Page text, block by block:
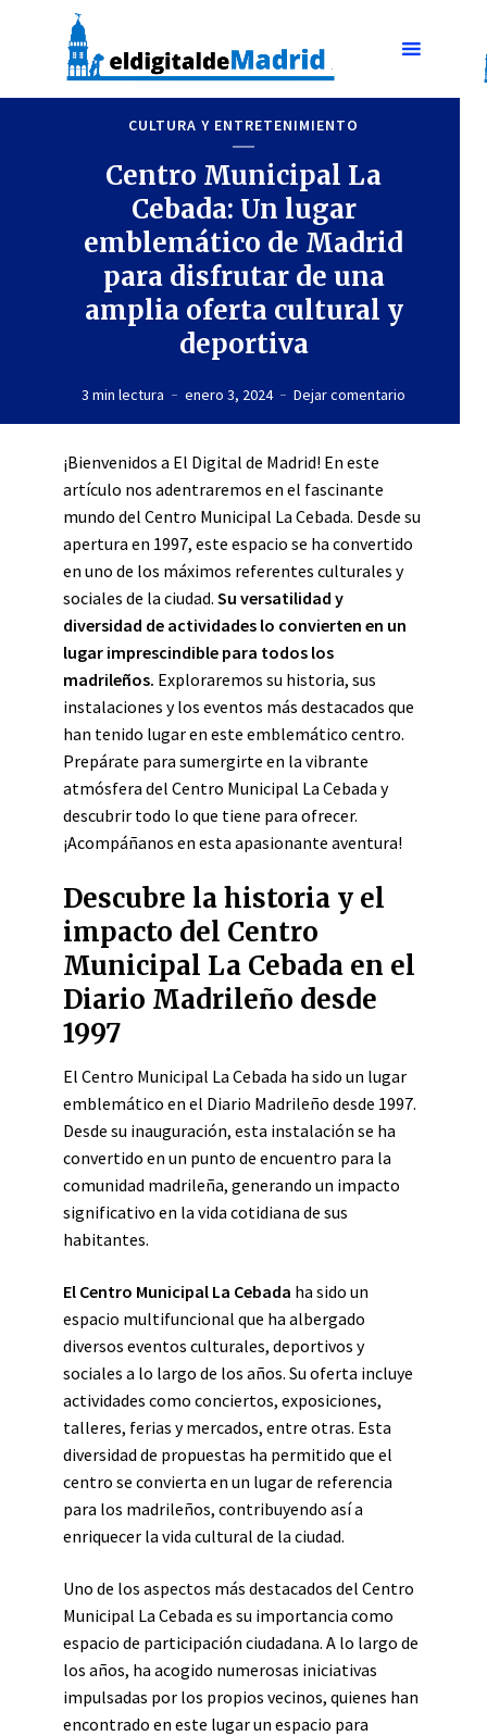
CULTURA Y ENTRETENIMIENTO
Centro Municipal La
Cebada: Un lugar
emblemático de Madrid
para disfrutar de una
amplia oferta cultural y
deportiva
3 min lectura enero 3, 2024 Dejar comentario
¡Bienvenidos a El Digital de Madrid! En este
artículo nos adentraremos en el fascinante
mundo del Centro Municipal La Cebada. Desde su
apertura en 1997, este espacio se ha convertido
en uno de los máximos referentes culturales y
sociales de la ciudad. Su versatilidad y
diversidad de actividades lo convierten en un
lugar imprescindible para todos los
madrileños. Exploraremos su historia, sus
instalaciones y los eventos más destacados que
han tenido lugar en este emblemático centro.
Prepárate para sumergirte en la vibrante
atmósfera del Centro Municipal La Cebada y
descubrir todo lo que tiene para ofrecer.
¡Acompáñanos en esta apasionante aventura!
Descubre la historia y el
impacto del Centro
Municipal La Cebada en el
Diario Madrileño desde
1997
El Centro Municipal La Cebada ha sido un lugar
emblemático en el Diario Madrileño desde 1997.
Desde su inauguración, esta instalación se ha
convertido en un punto de encuentro para la
comunidad madrileña, generando un impacto
significativo en la vida cotidiana de sus
habitantes.
El Centro Municipal La Cebada ha sido un
espacio multifuncional que ha albergado
diversos eventos culturales, deportivos y
sociales a lo largo de los años. Su oferta incluye
actividades como conciertos, exposiciones,
talleres, ferias y mercados, entre otras. Esta
diversidad de propuestas ha permitido que el
centro se convierta en un lugar de referencia
para los madrileños, contribuyendo así a
enriquecer la vida cultural de la ciudad.
Uno de los aspectos más destacados del Centro
Municipal La Cebada es su importancia como
espacio de participación ciudadana. A lo largo de
los años, ha acogido numerosas iniciativas
impulsadas por los propios vecinos, quienes han
encontrado en este lugar un espacio para